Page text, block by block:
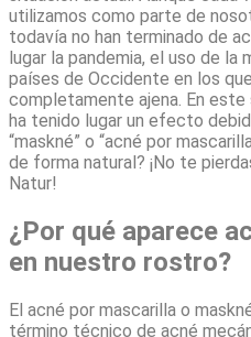
utilizamos como parte de
todavía no han terminado de
lugar la pandemia, el uso de la
países de Occidente en los
completamente ajena. En
ha tenido lugar un efecto
“maskné” o “acné por
de forma natural? ¡No te
Natur!
¿Por qué aparece
en nuestro rostro?
El acné por mascarilla o
término técnico de acné